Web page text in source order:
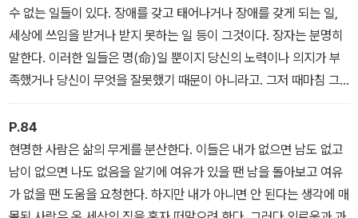
수 없는 일들이 있다. 장애를 갖고 태어나거나 장애를 갖게 되는 일,
세상에 쓰임을 받거나 받지 못하는 일 등이 그것이다. 장자는 분명히
말한다. 이러한 일들은 명(命)일 뿐이지 당신의 노력이나 의지가 부
족했거나 당신이 무엇을 잘못했기 때문이 아니라고. 그저 때마침 그
렇게 된 것일 뿐이라고.
- ‘그냥 그렇게 되는 일도 있다’ 중에서
P.84
현명한 사람은 삶의 무게를 분산한다. 이들은 내가 없으면 남도 없고
남이 없으면 나도 없음을 알기에 여유가 있을 땐 남을 돌아보고 여유
가 없을 땐 도움을 요청한다. 하지만 내가 아니면 안 된다는 생각에 매